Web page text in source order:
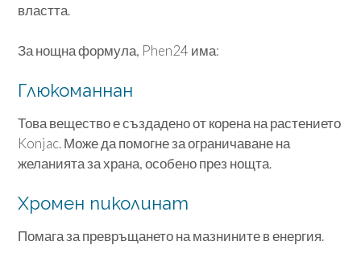
властта.
За нощна формула, Phen24 има:
Глюкоманнан
Това вещество е създадено от корена на растението
Konjac. Може да помогне за ограничаване на
желанията за храна, особено през нощта.
Хромен пиколинат
Помага за превръщането на мазнините в енергия.